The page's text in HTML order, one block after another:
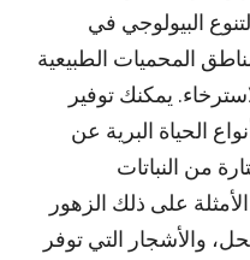
البيولوجي في
المحميات الطبيعية
يمكنك توفير
الحياة البرية عن
من النباتات
على ذلك الزهور
والأشجار التي توفر